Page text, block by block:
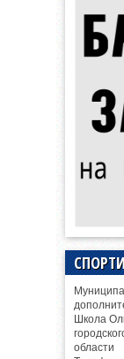
Школа
области